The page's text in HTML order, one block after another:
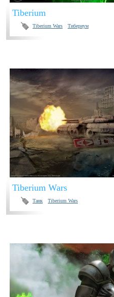
Tiberium
Tiberium Wars Тибериум
Tiberium Wars
Танк Tiberium Wars